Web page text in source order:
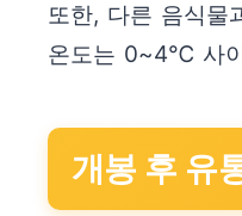
또한, 다른 음식물
온도는 0~4℃ 사
개봉 후 유